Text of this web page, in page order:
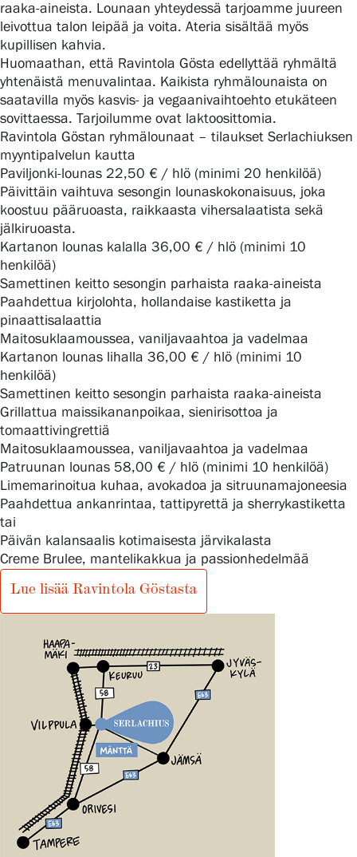
raaka-aineista. Lounaan yhteydessä tarjoamme juureen
leivottua talon leipää ja voita. Ateria sisältää myös
kupillisen kahvia.
Huomaathan, että Ravintola Gösta edellyttää ryhmältä
yhtenäistä menuvalintaa. Kaikista ryhmälounaista on
saatavilla myös kasvis- ja vegaanivaihtoehto etukäteen
sovittaessa. Tarjoilumme ovat laktoosittomia.
Ravintola Göstan ryhmälounaat – tilaukset Serlachiuksen
myyntipalvelun kautta
Paviljonki-lounas 22,50 € / hlö (minimi 20 henkilöä)
Päivittäin vaihtuva sesongin lounaskokonaisuus, joka
koostuu pääruoasta, raikkaasta vihersalaatista sekä
jälkiruoasta.
Kartanon lounas kalalla 36,00 € / hlö (minimi 10
henkilöä)
Samettinen keitto sesongin parhaista raaka-aineista
Paahdettua kirjolohta, hollandaise kastiketta ja
pinaattisalaattia
Maitosuklaamoussea, vaniljavaahtoa ja vadelmaa
Kartanon lounas lihalla 36,00 € / hlö (minimi 10
henkilöä)
Samettinen keitto sesongin parhaista raaka-aineista
Grillattua maissikananpoikaa, sienirisottoa ja
tomaattivingrettiä
Maitosuklaamoussea, vaniljavaahtoa ja vadelmaa
Patruunan lounas 58,00 € / hlö (minimi 10 henkilöä)
Limemarinoitua kuhaa, avokadoa ja sitruunamajoneesia
Paahdettua ankanrintaa, tattipyrettä ja sherrykastiketta
tai
Päivän kalansaalis kotimaisesta järvikalasta
Creme Brulee, mantelikakkua ja passionhedelmää
Lue lisää Ravintola Göstasta